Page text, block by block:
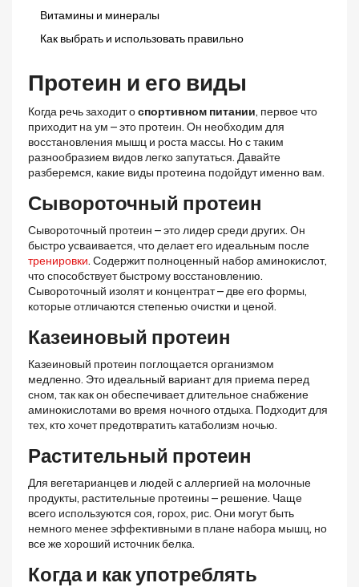
Витамины и минералы
Как выбрать и использовать правильно
Протеин и его виды
Когда речь заходит оспортивном питании, первое что
приходит на ум – это протеин. Он необходим для
восстановления мышц и роста массы. Но с таким
разнообразием видов легко запутаться. Давайте
разберемся, какие виды протеина подойдут именно вам.
Сывороточный протеин
Сывороточный протеин – это лидер среди других. Он
быстро усваивается, что делает его идеальным после
тренировки. Содержит полноценный набор аминокислот,
что способствует быстрому восстановлению.
Сывороточный изолят и концентрат – две его формы,
которые отличаются степенью очистки и ценой.
Казеиновый протеин
Казеиновый протеин поглощается организмом
медленно. Это идеальный вариант для приема перед
сном, так как он обеспечивает длительное снабжение
аминокислотами во время ночного отдыха. Подходит для
тех, кто хочет предотвратить катаболизм ночью.
Растительный протеин
Для вегетарианцев и людей с аллергией на молочные
продукты, растительные протеины – решение. Чаще
всего используются соя, горох, рис. Они могут быть
немного менее эффективными в плане набора мышц, но
все же хороший источник белка.
Когда и как употреблять